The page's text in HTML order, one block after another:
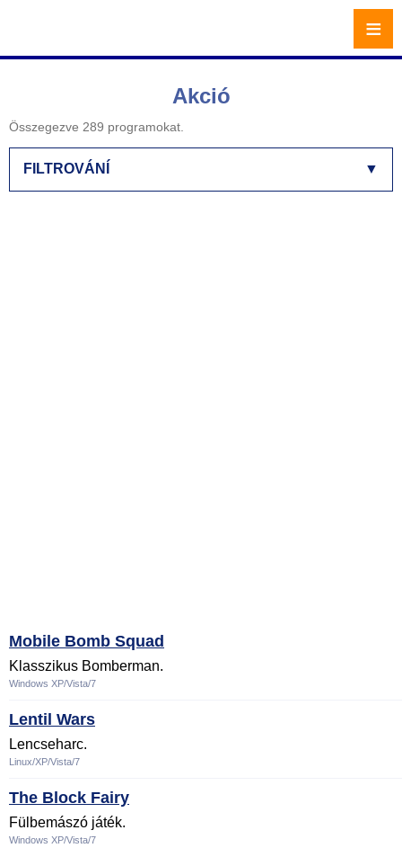
Akció
Összegezve 289 programokat.
▼
FILTROVÁNÍ
Mobile Bomb Squad
Klasszikus Bomberman.
Windows XP/Vista/7
Lentil Wars
Lencseharc.
Linux/XP/Vista/7
The Block Fairy
Fülbemászó játék.
Windows XP/Vista/7
≡